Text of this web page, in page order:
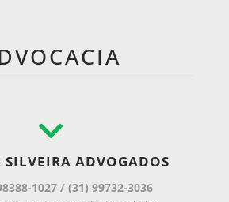
ADVOGADOS
1027 / (31) 99732-3036